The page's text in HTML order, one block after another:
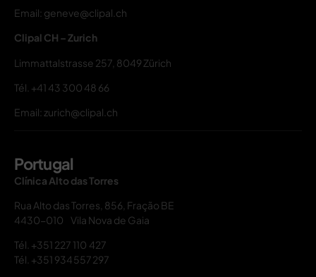
Email: geneve@clipal.ch
Clipal CH – Zurich
Limmattalstrasse 257, 8049 Zürich
Tél. +41 43 300 48 66
Email: zurich@clipal.ch
Portugal
Clínica Alto das Torres
Rua Alto das Torres, 856, Fração BE
4430-010 Vila Nova de Gaia
Tél. +351 227 110 427
Tél. +351 934 557 297